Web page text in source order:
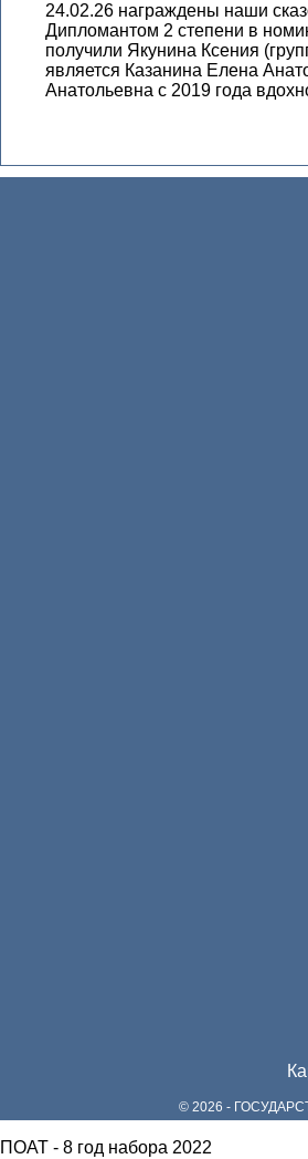
24.02.26 награждены наши
Дипломантом 2 степени в
получили Якунина Ксения
является Казанина Елена
Анатольевна с 2019 года
© 2026 -
ПОАТ - 8 год набора 2022